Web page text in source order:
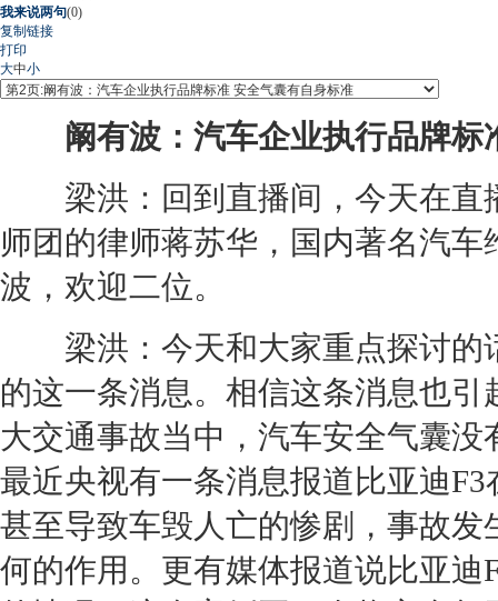
我来说两句(0)
复制链接
打印
大中小
阚有波： 汽车企业执行品牌标
梁洪：回到直播间，今天在直
师团的律师蒋苏华，国内著名汽
波，欢迎二位。
梁洪：今天和大家重点探讨的
的这一条消息。相信这条消息也
大交通事故当中， 汽车安全气囊没
最近央视有一条消息报道 比亚迪F3
甚至导致车毁人亡的惨剧， 事故发
何的作用。更有媒体报道说比亚迪